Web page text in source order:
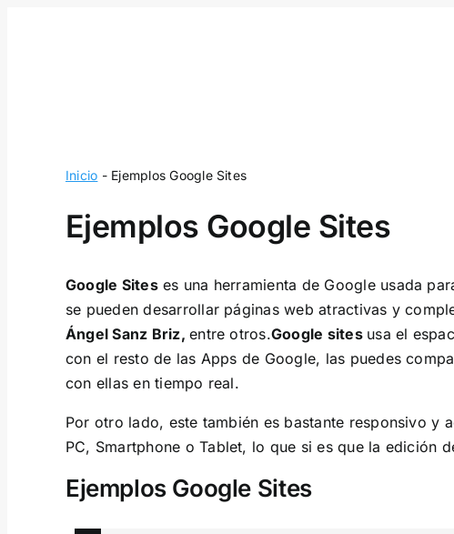
Inicio - Ejemplos Google Sites
Ejemplos Google Sites
Google Siteses una herramienta de Google usada
se pueden desarrollar páginas web atractivas y
Ángel Sanz Briz,entre otros.Google sites usa el
con el resto de las Apps de Google, las puedes
con ellas en tiempo real.
Por otro lado, este también es bastante responsivo y
PC, Smartphone o Tablet, lo que si es que la edición
Ejemplos Google Sites